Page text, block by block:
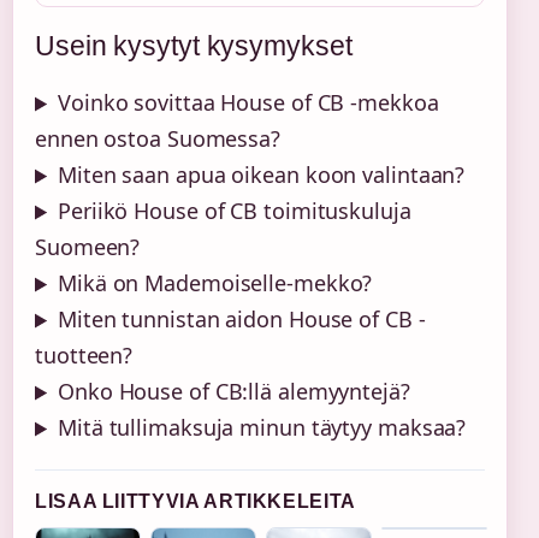
Usein kysytyt kysymykset
Voinko sovittaa House of CB -mekkoa
ennen ostoa Suomessa?
Miten saan apua oikean koon valintaan?
Periikö House of CB toimituskuluja
Suomeen?
Mikä on Mademoiselle-mekko?
Miten tunnistan aidon House of CB -
tuotteen?
Onko House of CB:llä alemyyntejä?
Mitä tullimaksuja minun täytyy maksaa?
LISAA LIITTYVIA ARTIKKELEITA